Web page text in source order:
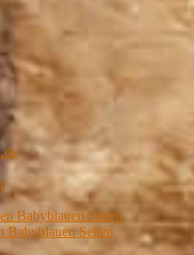
Babyblauen Seiten
Babyblauen Seiten